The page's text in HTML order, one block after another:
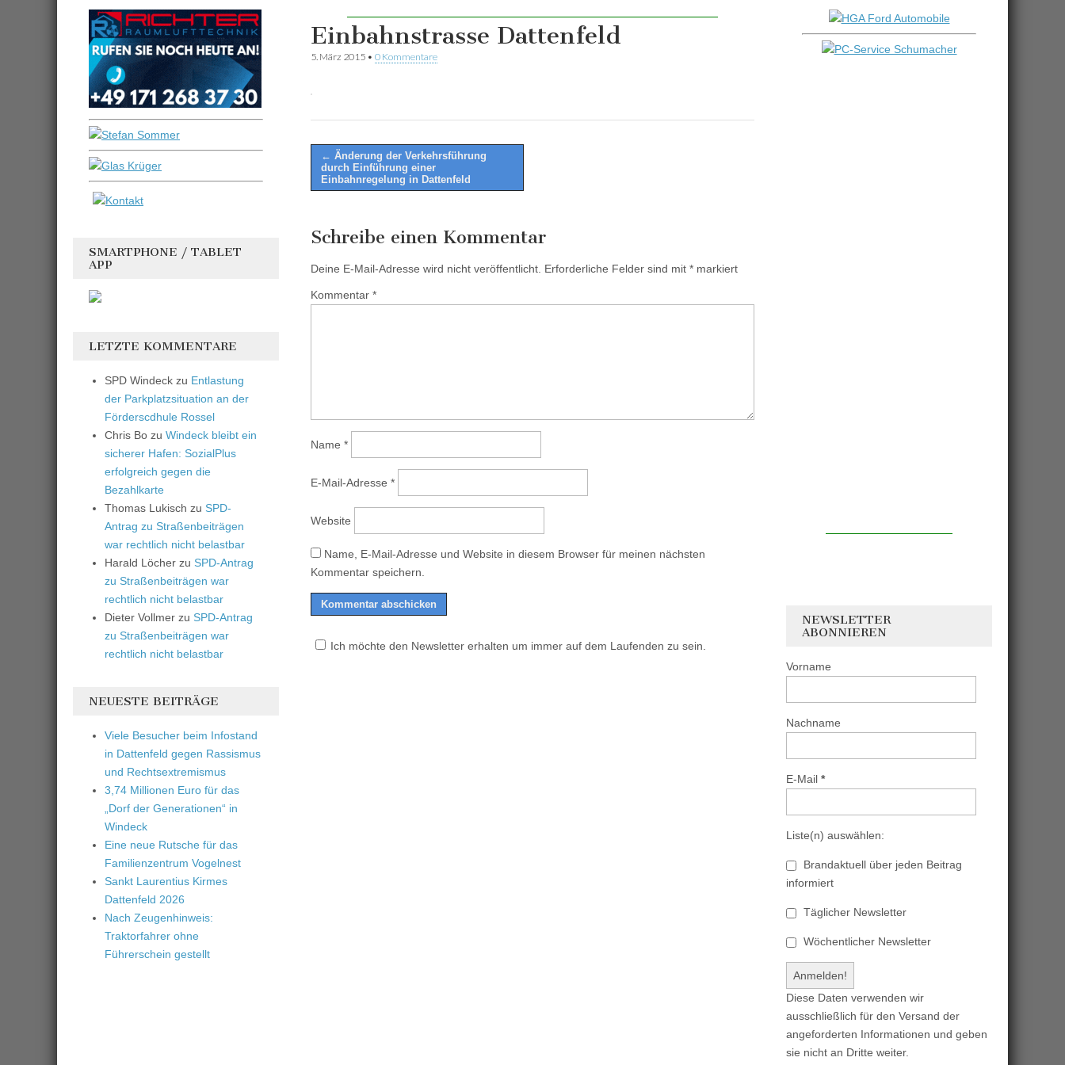
Einbahnstrasse Dattenfeld
5. März 2015 • 0 Kommentare
Post
navigation
← Änderung der Verkehrsführung
durch Einführung einer
Einbahnregelung in Dattenfeld
Schreibe einen Kommentar
Deine E-Mail-Adresse wird nicht veröffentlicht. Erforderliche Felder sind mit * markiert
Kommentar *
Name *
E-Mail-Adresse *
Website
Name, E-Mail-Adresse und Website in diesem Browser für meinen nächsten
Kommentar speichern.
Ich möchte den Newsletter erhalten um immer auf dem Laufenden zu sein.
SMARTPHONE / TABLET
APP
LETZTE KOMMENTARE
SPD Windeck zu Entlastung
der Parkplatzsituation an der
Förderscdhule Rossel
Chris Bo zu Windeck bleibt ein
sicherer Hafen: SozialPlus
erfolgreich gegen die
Bezahlkarte
Thomas Lukisch zu SPD-
Antrag zu Straßenbeiträgen
war rechtlich nicht belastbar
Harald Löcher zu SPD-Antrag
zu Straßenbeiträgen war
rechtlich nicht belastbar
Dieter Vollmer zu SPD-Antrag
zu Straßenbeiträgen war
rechtlich nicht belastbar
NEUESTE BEITRÄGE
Viele Besucher beim Infostand
in Dattenfeld gegen Rassismus
und Rechtsextremismus
3,74 Millionen Euro für das
„Dorf der Generationen“ in
Windeck
Eine neue Rutsche für das
Familienzentrum Vogelnest
Sankt Laurentius Kirmes
Dattenfeld 2026
Nach Zeugenhinweis:
Traktorfahrer ohne
Führerschein gestellt
NEWSLETTER
ABONNIEREN
Vorname
Nachname
E-Mail *
Liste(n) auswählen:
Brandaktuell über jeden Beitrag
informiert
Täglicher Newsletter
Wöchentlicher Newsletter
Diese Daten verwenden wir
ausschließlich für den Versand der
angeforderten Informationen und geben
sie nicht an Dritte weiter.